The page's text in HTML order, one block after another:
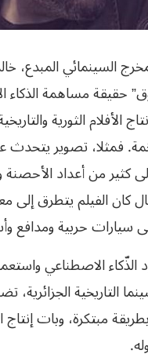
السينمائي المبدع،
حقيقة مساهمة
الأفلام الثورية
فمثلا، تصوير
كثير من أعداد
كان الفيلم يتطرق إلى
سيارات حربية ومدافع
الذّكاء الاصطناعي
التاريخية
مبتكرة، وبات إنتاج